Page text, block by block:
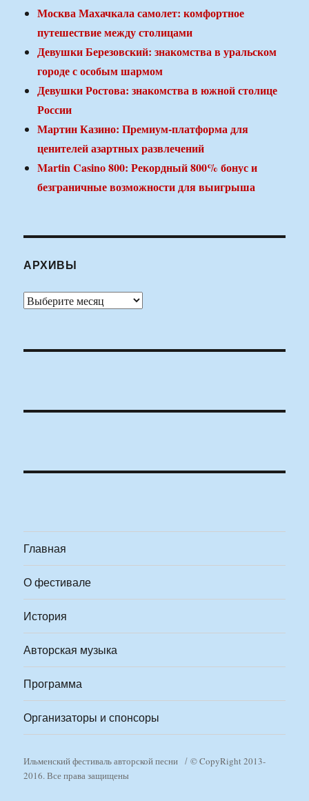
Москва Махачкала самолет: комфортное
путешествие между столицами
Девушки Березовский: знакомства в уральском
городе с особым шармом
Девушки Ростова: знакомства в южной столице
России
Мартин Казино: Премиум-платформа для
ценителей азартных развлечений
Martin Casino 800: Рекордный 800% бонус и
безграничные возможности для выигрыша
АРХИВЫ
Архивы
Главная
О фестивале
История
Авторская музыка
Программа
Организаторы и спонсоры
Ильменский фестиваль авторской песни
© CopyRight 2013-
2016. Все права защищены